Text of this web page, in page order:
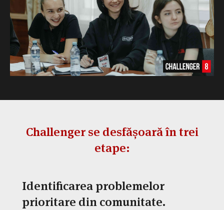
Challenger se desfășoară în trei
etape:
Identificarea problemelor
prioritare din comunitate.